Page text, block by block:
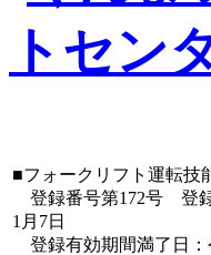
■フォークリフト運転技
登録番号第172号 登
1月7日
登録有効期間満了日：